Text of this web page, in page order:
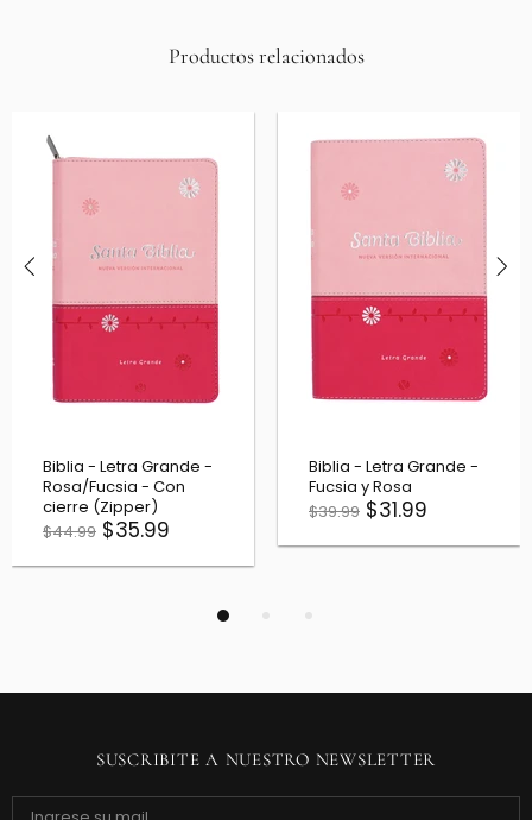
Productos relacionados
Biblia - Letra Grande -
Fucsia y Rosa
$39.99 $31.99
Biblia - Letra Grande -
Vino - Con cierre
(Zipper)
SUSCRIBITE A NUESTRO NEWSLETTER